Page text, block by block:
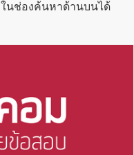
นช่องค้นหาด้านบนได้